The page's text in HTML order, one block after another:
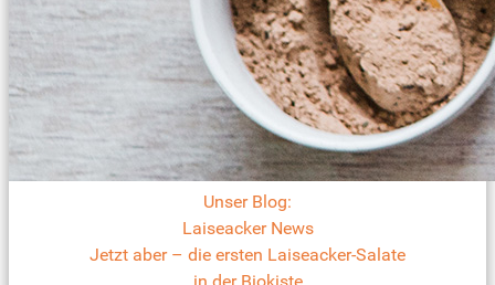
Unser Blog:
Laiseacker News
Jetzt aber – die ersten Laiseacker-Salate